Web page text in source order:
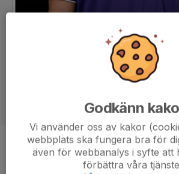
Position
-
22 år
Godkänn
Vi använder oss av kakor
webbplats ska fungera bra för
även för webbanalys i syfte att
förbättra våra